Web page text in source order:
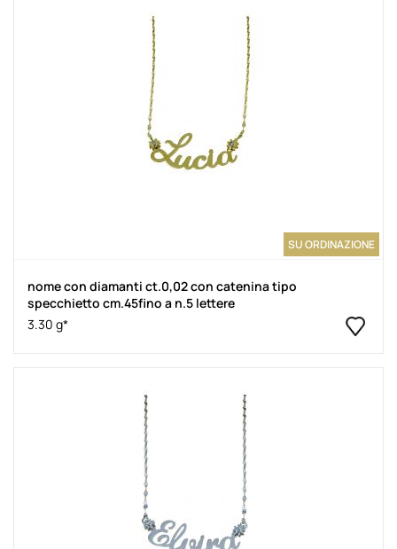
SU ORDINAZIONE
nome con diamanti ct.0,02 con catenina tipo
specchietto cm.45fino a n.5 lettere
3.30 g*